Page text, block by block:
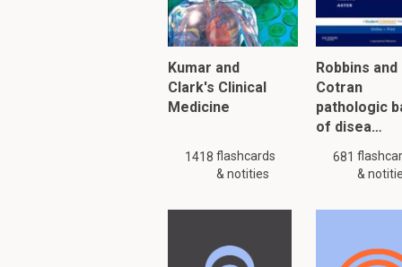
Bij een visus van 0,10
Wat is refractie?
Lichtbreking, dit kan
Druk refractie uit in
Kumar and
Clark's Clinical
Medicine
1418 flashcards
& notities
Robbins and
Cotran
pathologic
of disea…
681
&